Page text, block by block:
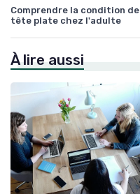
Comprendre la condition de
tête plate chez l'adulte
À lire aussi